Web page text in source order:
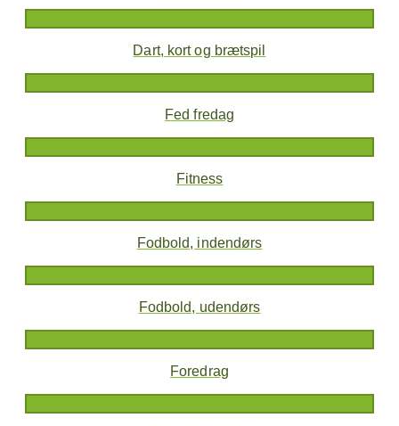
Dart, kort og brætspil
Fed fredag
Fitness
Fodbold, indendørs
Fodbold, udendørs
Foredrag